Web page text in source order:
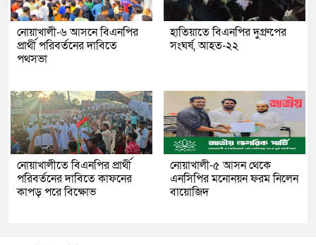
নোয়াখালী-৬ আসনে বিএনপির
প্রার্থী পরিবর্তনের দাবিতে
পথসভা
হাতিয়াতে বিএনপির দু্গ্রুপের
সংঘর্ষ, আহত-২২
নোয়াখালীতে বিএনপির প্রার্থী
পরিবর্তনের দাবিতে কাফনের
কাপড় পরে বিক্ষোভ
নোয়াখালী-৫ আসন থেকে
এনসিপির মনোনয়ন ফরম নিলেন
বায়োজিদ